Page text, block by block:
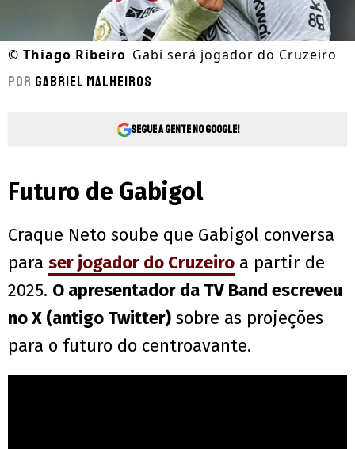
© Thiago Ribeiro Gabi será jogador do Cruzeiro
Por Gabriel Malheiros
Segue a gente no Google!
Futuro de Gabigol
Craque Neto soube que Gabigol conversa
para ser jogador do Cruzeiro a partir de
2025. O apresentador da TV Band escreveu
no X (antigo Twitter) sobre as projeções
para o futuro do centroavante.